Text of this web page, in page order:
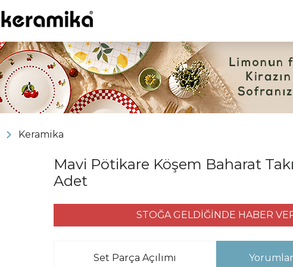
Keramika
Mavi Pötikare Köşem Baharat
Adet
STOĞA GELDİĞİNDE HABER
Set Parça Açılımı Yorumlar